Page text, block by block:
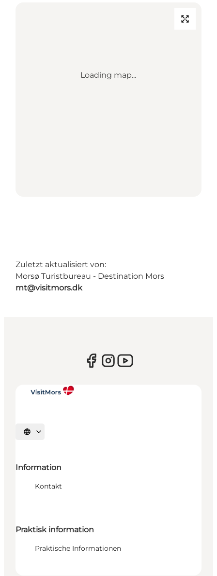
Loading map...
Zuletzt aktualisiert von:
Morsø Turistbureau - Destination Mors
mt@visitmors.dk
Sprache auswählen
Information
Kontakt
Praktisk information
Praktische Informationen